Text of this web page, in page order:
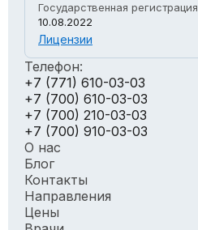
Государственная регистрация
10.08.2022
Лицензии
Телефон:
+7 (771) 610-03-03
+7 (700) 610-03-03
+7 (700) 210-03-03
+7 (700) 910-03-03
О нас
Блог
Контакты
Направления
Цены